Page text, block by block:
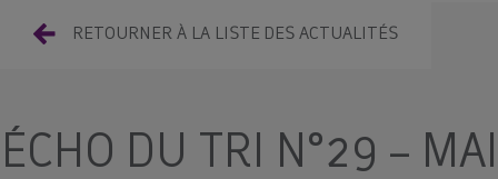
RETOURNER À LA LISTE DES ACTUALITÉS
ÉCHO DU TRI N°29 – MAI